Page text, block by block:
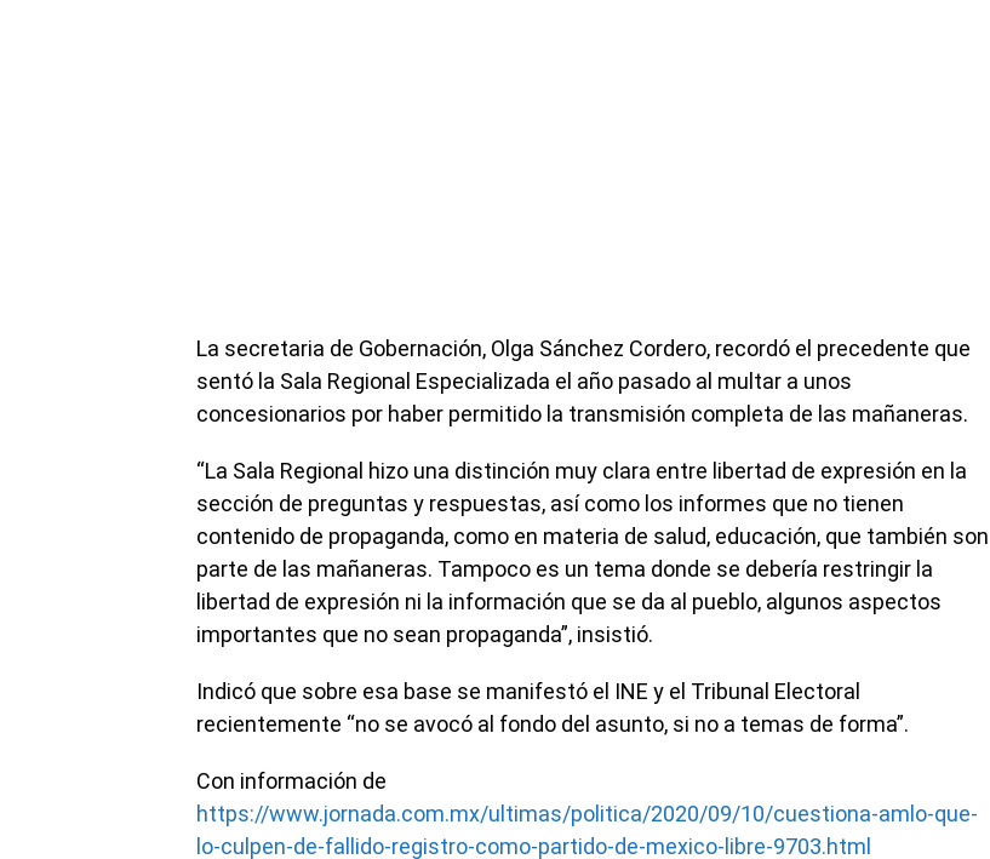
La secretaria de Gobernación, Olga Sánchez Cordero, recordó el precedente que
sentó la Sala Regional Especializada el año pasado al multar a unos
concesionarios por haber permitido la transmisión completa de las mañaneras.
“La Sala Regional hizo una distinción muy clara entre libertad de expresión en la
sección de preguntas y respuestas, así como los informes que no tienen
contenido de propaganda, como en materia de salud, educación, que también son
parte de las mañaneras. Tampoco es un tema donde se debería restringir la
libertad de expresión ni la información que se da al pueblo, algunos aspectos
importantes que no sean propaganda”, insistió.
Indicó que sobre esa base se manifestó el INE y el Tribunal Electoral
recientemente “no se avocó al fondo del asunto, si no a temas de forma”.
Con información de
https://www.jornada.com.mx/ultimas/politica/2020/09/10/cuestiona-amlo-que-
lo-culpen-de-fallido-registro-como-partido-de-mexico-libre-9703.html